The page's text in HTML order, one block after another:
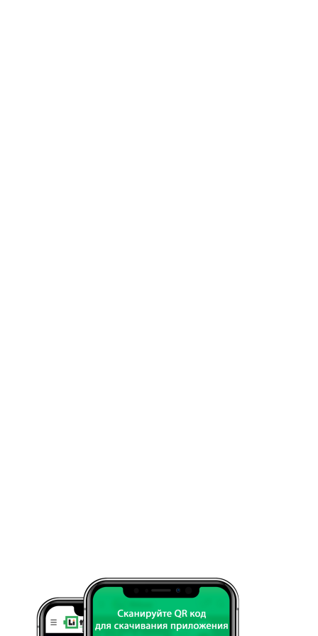
устройством и батареей для
продлевая его срок службы.
при хранении.
время заряда может
среды во время зарядки:
прогрессом